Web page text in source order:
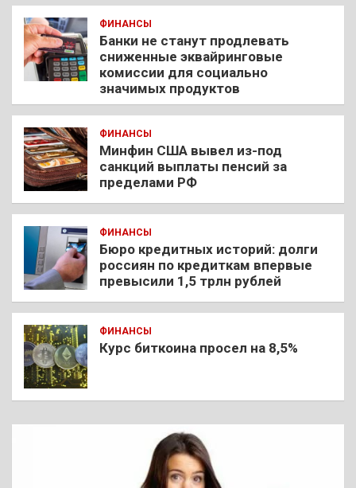
ФИНАНСЫ
Банки не станут продлевать
сниженные эквайринговые
комиссии для социально
значимых продуктов
ФИНАНСЫ
Минфин США вывел из-под
санкций выплаты пенсий за
пределами РФ
ФИНАНСЫ
Бюро кредитных историй: долги
россиян по кредиткам впервые
превысили 1,5 трлн рублей
ФИНАНСЫ
Курс биткоина просел на 8,5%